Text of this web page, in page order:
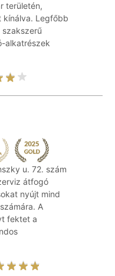
területén,
kínálva. Legfőbb
alkatrészek
u. 72. szám
átfogó
nyújt mind
A
fektet a